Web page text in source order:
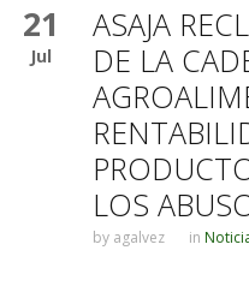
21
Jul
ASAJA
DE LA
LOS
by agalvez in